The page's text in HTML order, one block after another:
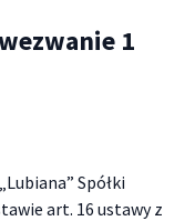
1
Spółki
art. 16 ustawy z